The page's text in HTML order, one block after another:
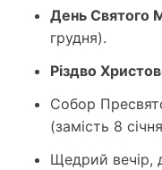
День Святого
грудня).
Різдво
Собор
(замість 8
Щедрий вечір,